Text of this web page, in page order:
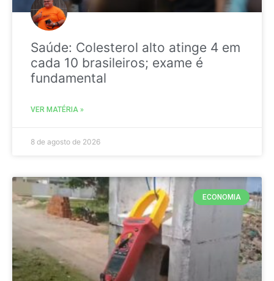
Saúde: Colesterol alto atinge 4 em
cada 10 brasileiros; exame é
fundamental
VER MATÉRIA »
8 de agosto de 2026
ECONOMIA